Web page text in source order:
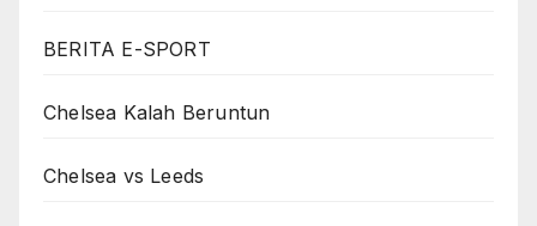
BERITA E-SPORT
Chelsea Kalah Beruntun
Chelsea vs Leeds